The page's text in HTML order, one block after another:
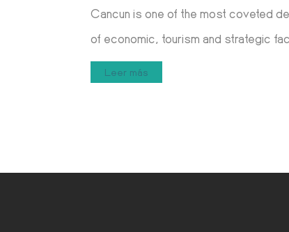
Cancun is one of the most coveted
of economic, tourism and strategic
Leer más